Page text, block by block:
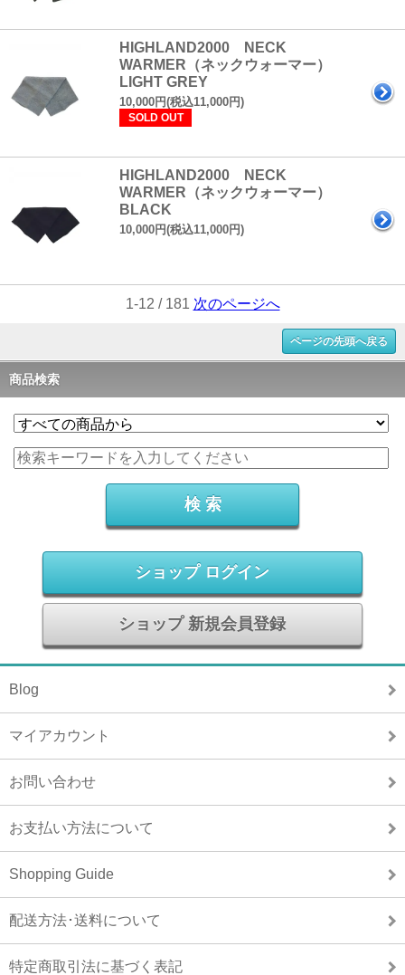
HIGHLAND2000 NECK
WARMER（ネックウォーマー）
LIGHT GREY
10,000円(税込11,000円)
SOLD OUT
HIGHLAND2000 NECK
WARMER（ネックウォーマー）
BLACK
10,000円(税込11,000円)
1-12 / 181 次のページへ
ページの先頭へ戻る
商品検索
ショップ ログイン
ショップ 新規会員登録
Blog
マイアカウント
お問い合わせ
お支払い方法について
Shopping Guide
配送方法･送料について
特定商取引法に基づく表記